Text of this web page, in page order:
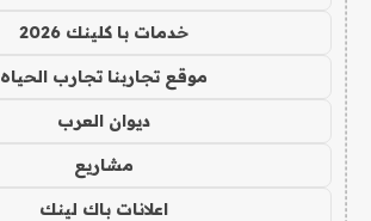
خدمات با كلينك 2026
موقع تجاربنا تجارب الحياه
ديوان العرب
مشاريع
اعلانات باك لينك